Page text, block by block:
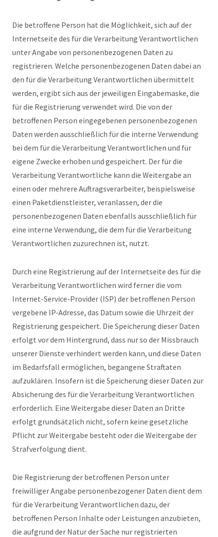
Die betroffene Person hat die Möglichkeit, sich auf der
Internetseite des für die Verarbeitung Verantwortlichen
unter Angabe von personenbezogenen Daten zu
registrieren. Welche personenbezogenen Daten dabei an
den für die Verarbeitung Verantwortlichen übermittelt
werden, ergibt sich aus der jeweiligen Eingabemaske, die
für die Registrierung verwendet wird. Die von der
betroffenen Person eingegebenen personenbezogenen
Daten werden ausschließlich für die interne Verwendung
bei dem für die Verarbeitung Verantwortlichen und für
eigene Zwecke erhoben und gespeichert. Der für die
Verarbeitung Verantwortliche kann die Weitergabe an
einen oder mehrere Auftragsverarbeiter, beispielsweise
einen Paketdienstleister, veranlassen, der die
personenbezogenen Daten ebenfalls ausschließlich für
eine interne Verwendung, die dem für die Verarbeitung
Verantwortlichen zuzurechnen ist, nutzt.
Durch eine Registrierung auf der Internetseite des für die
Verarbeitung Verantwortlichen wird ferner die vom
Internet-Service-Provider (ISP) der betroffenen Person
vergebene IP-Adresse, das Datum sowie die Uhrzeit der
Registrierung gespeichert. Die Speicherung dieser Daten
erfolgt vor dem Hintergrund, dass nur so der Missbrauch
unserer Dienste verhindert werden kann, und diese Daten
im Bedarfsfall ermöglichen, begangene Straftaten
aufzuklären. Insofern ist die Speicherung dieser Daten zur
Absicherung des für die Verarbeitung Verantwortlichen
erforderlich. Eine Weitergabe dieser Daten an Dritte
erfolgt grundsätzlich nicht, sofern keine gesetzliche
Pflicht zur Weitergabe besteht oder die Weitergabe der
Strafverfolgung dient.
Die Registrierung der betroffenen Person unter
freiwilliger Angabe personenbezogener Daten dient dem
für die Verarbeitung Verantwortlichen dazu, der
betroffenen Person Inhalte oder Leistungen anzubieten,
die aufgrund der Natur der Sache nur registrierten